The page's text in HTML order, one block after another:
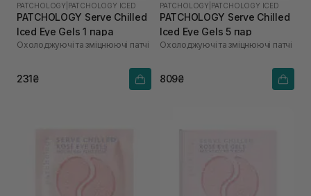
PATCHOLOGY PATCHOLOGY ICED
PATCHOLOGY Serve Chilled
Iced Eye Gels 1 пара
Охолоджуючі та зміцнюючі патчі
231₴
PATCHOLOGY PATCHOLOGY ICED
PATCHOLOGY Serve Chilled
Iced Eye Gels 5 пар
Охолоджуючі та зміцнюючі патчі
809₴